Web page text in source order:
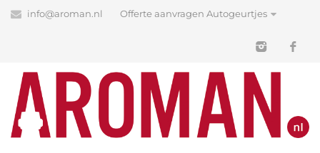
info@aroman.nl Offerte aanvragen Autogeurtjes
Blog